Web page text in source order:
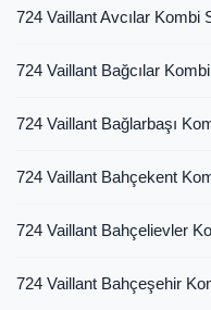
724 Vaillant Avcılar Kombi
724 Vaillant Bağcılar
724 Vaillant Bağlarbaşı
724 Vaillant Bahçekent
724 Vaillant Bahçelievler
724 Vaillant Bahçeşehir